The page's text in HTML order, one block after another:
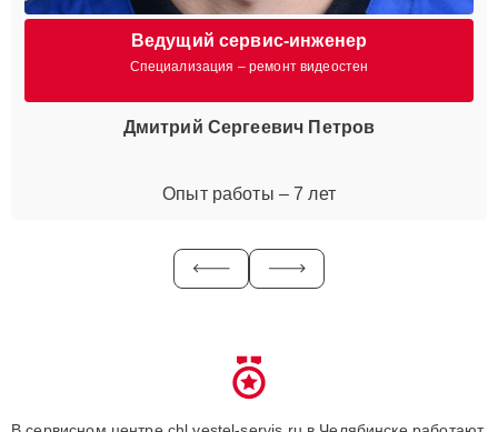
Ведущий сервис-инженер
Специализация – ремонт видеостен
Дмитрий Сергеевич Петров
Опыт работы – 7 лет